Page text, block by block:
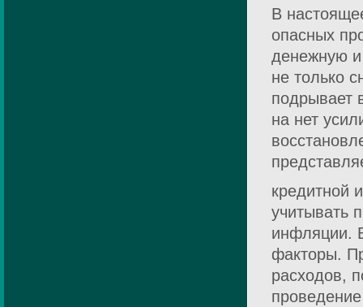
В
опасных
денежную и
не только
подрывает
на нет
кредитной
учитывать
инфляции.
факторы.
расходов,